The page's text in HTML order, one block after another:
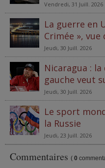
Vendredi, 31 Juill. 2026
La guerre en
Crimée »,
Jeudi, 30 Juill. 2026
Nicaragua :
gauche veut
Jeudi, 30 Juill. 2026
Le sport
la Russie
Jeudi, 23 Juill. 2026
Commentaires ( 0